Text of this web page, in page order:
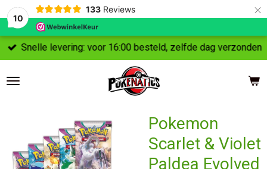
10
133 Reviews ×
Snelle levering: voor 16:00 besteld, zelfde dag verzonden
Pokemon
Scarlet & Violet
Paldea Evolved